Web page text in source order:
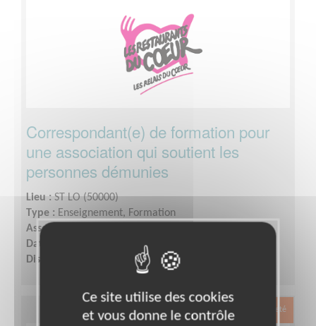
Correspondant(e) de formation pour
une association qui soutient les
personnes démunies
Lieu :ST LO (50000)
Type : Enseignement, Formation
Association :
Date :
Disponibilité demandée :1 jour par semaine
Exclusion & Pauvreté
Ce site utilise des cookies
et vous donne le contrôle